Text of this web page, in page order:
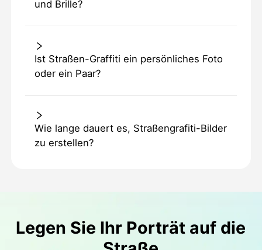
und Brille?
Ist Straßen-Graffiti ein persönliches Foto
oder ein Paar?
Wie lange dauert es, Straßengrafiti-Bilder
zu erstellen?
Legen Sie Ihr Porträt auf die